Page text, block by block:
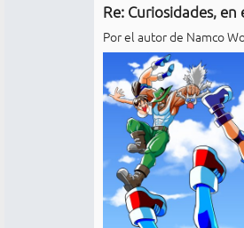
Re: Curiosidades, en
Por el autor de Namco